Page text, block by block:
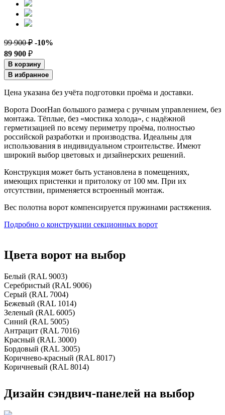
99 900 ₽ -10%
89 900 ₽
В корзину
В избранное
Цена указана без учёта подготовки проёма и доставки.
Ворота DoorHan большого размера с ручным управлением, без
монтажа. Тёплые, без «мостика холода», с надёжной
герметизацией по всему периметру проёма, полностью
российской разработки и производства. Идеальны для
использования в индивидуальном строительстве. Имеют
широкий выбор цветовых и дизайнерских решений.
Конструкция может быть установлена в помещениях,
имеющих пристенки и притолоку от 100 мм. При их
отсутствии, применяется встроенный монтаж.
Вес полотна ворот компенсируется пружинами растяжения.
Подробно о конструкции секционных ворот
Цвета ворот на выбор
Белый (RAL 9003)
Серебристый (RAL 9006)
Серый (RAL 7004)
Бежевый (RAL 1014)
Зеленый (RAL 6005)
Синий (RAL 5005)
Антрацит (RAL 7016)
Красный (RAL 3000)
Бордовый (RAL 3005)
Коричнево-красный (RAL 8017)
Коричневый (RAL 8014)
Дизайн сэндвич-панелей на выбор